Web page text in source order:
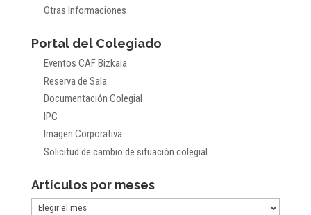
Otras Informaciones
Portal del Colegiado
Eventos CAF Bizkaia
Reserva de Sala
Documentación Colegial
IPC
Imagen Corporativa
Solicitud de cambio de situación colegial
Artículos por meses
Artículos